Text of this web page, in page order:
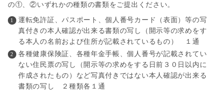
の①、②いずれかの種類の書類をご提出ください。
運転免許証、パスポート、個人番号カード（表面）等の写
真付きの本人確認が出来る書類の写し（開示等の求めをす
る本人の名前および住所が記載されているもの） １通
各種健康保険証、各種年金手帳、個人番号が記載されてい
ない住民票の写し（開示等の求めをする日前３０日以内に
作成されたもの）など写真付きではない本人確認が出来る
書類の写し ２種類各１通